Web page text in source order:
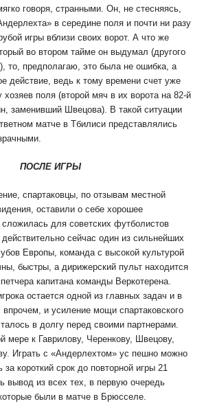
говоря, странными. Он, не стесняясь,
в середине поля и почти ни разу
игры вблизи своих ворот. А что же
во втором тайме он выдумал (другого
то, предполагаю, это была не ошибка, а
действие, ведь к тому времени счет уже
поля (второй мяч в их ворота на 82-й
заменивший Швецова). В такой ситуации
матче в Тбилиси представлялись
ПОСЛЕ ИГРЫ
спартаковцы, по отзывам местной
оставили о себе хорошее
для советских футболистов
сейчас один из сильнейших
Европы, команда с высокой культурой
быстры, а дирижерский пульт находится
капитана команды Веркотерена.
остается одной из главных задач и в
и усиление мощи спартаковского
в долгу перед своими партнерами.
мере к Гаврилову, Черенкову, Швецову,
Играть с «Андерлехтом» ус пешно можно
короткий срок до повторной игры 21
вывод из всех тех, в первую очередь
были в матче в Брюсселе.